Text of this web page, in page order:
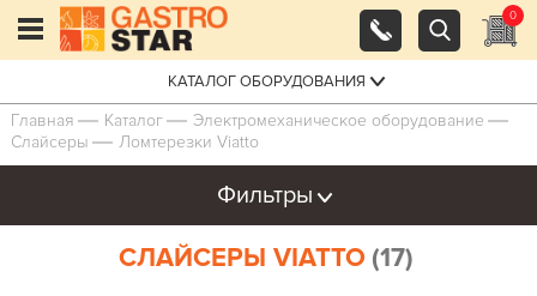
0
КАТАЛОГ ОБОРУДОВАНИЯ
Главная Каталог
Электро­механическое оборудование
Слайсеры
Ломтерезки Viatto
Фильтры
СЛАЙСЕРЫ VIATTO (17)